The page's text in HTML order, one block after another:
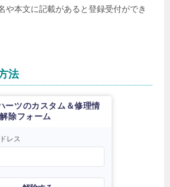
や本文に記載があると登録受付ができ
法
ーツのカスタム＆修理情
除フォーム
レス